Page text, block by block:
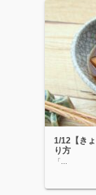
1/12【き
り方
「...